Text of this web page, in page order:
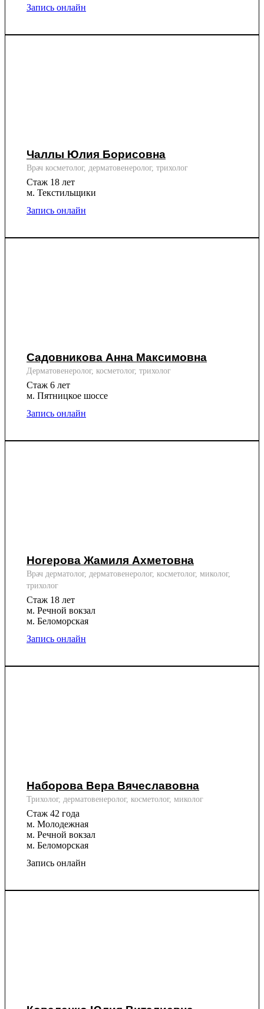
Запись онлайн
Чаллы Юлия Борисовна
Врач косметолог, дерматовенеролог, трихолог
Стаж 18 лет
м. Текстильщики
Запись онлайн
Садовникова Анна Максимовна
Дерматовенеролог, косметолог, трихолог
Стаж 6 лет
м. Пятницкое шоссе
Запись онлайн
Ногерова Жамиля Ахметовна
Врач дерматолог, дерматовенеролог, косметолог, миколог,
трихолог
Стаж 18 лет
м. Речной вокзал
м. Беломорская
Запись онлайн
Наборова Вера Вячеславовна
Трихолог, дерматовенеролог, косметолог, миколог
Стаж 42 года
м. Молодежная
м. Речной вокзал
м. Беломорская
Запись онлайн